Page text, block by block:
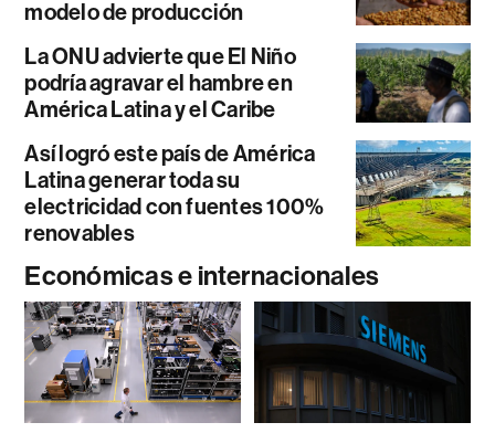
modelo de producción
La ONU advierte que El Niño
podría agravar el hambre en
América Latina y el Caribe
Así logró este país de América
Latina generar toda su
electricidad con fuentes 100%
renovables
Económicas e internacionales